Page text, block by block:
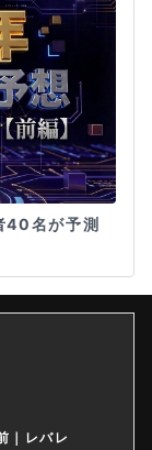
40名が予測
｜レバレ